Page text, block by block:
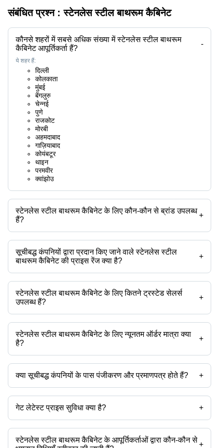
संबंधित प्रश्न :स्टेनलेस स्टील बाथरूम कैबिनेट
कौनसे शहरों में सबसे अधिक संख्या में स्टेनलेस स्टील बाथरूम
कैबिनेट आपूर्तिकर्ता हैं?
-
ये शहर हैं:
दिल्ली
कोलकाता
मुंबई
बेंगलुरु
चेन्नई
पुणे
राजकोट
मोरबी
अहमदाबाद
गाज़ियाबाद
कोयंबटूर
थाइन
परमवीर
क्वांझोउ
स्टेनलेस स्टील बाथरूम कैबिनेट के लिए कौन-कौन से ब्रांड उपलब्ध
हैं?
+
उपलब्ध ब्रांड हैं -
सूचीबद्ध कंपनियों द्वारा प्रदान किए जाने वाले स्टेनलेस स्टील
बाथरूम कैबिनेट की प्राइस रेंज क्या है?
+
स्टेनलेस स्टील बाथरूम कैबिनेट की प्राइस रेंज है -
कंपनी का नाम मुद्रा प्रोडक्ट का नाम
स्टेनलेस स्टील बाथरूम कैबिनेट के लिए कितने ट्रस्टेड सेलर्स
उपलब्ध हैं?
+
स्टेनलेस स्टील बाथरूम कैबिनेट के ट्रस्टेड सेलर्स हैं:
सिप्ला इंडस्ट्रीज प्राइवेट लिमिटेड
डीलक्स इंडस्ट्रीज
स्टेनलेस स्टील बाथरूम कैबिनेट के लिए न्यूनतम ऑर्डर मात्रा क्या
है?
+
उत्पाद के साथ न्यूनतम ऑर्डर मात्रा उल्लेखित होती है और कंपनी से कंपनी भिन्न हो सकती
है।
क्या सूचीबद्ध कंपनियों के पास पंजीकरण और प्रमाणपत्र होते हैं? +
अधिकांश कंपनियों के पास पंजीकरण होता है, और प्रमाणपत्र रखने वाली कंपनियां हैं -
लबकरे इंस्ट्रूमेंट्स एंड इंटरनेशनल सर्विसेज
गोएका बाथिंग इंडिया प्राइवेट लिमिटेड
गेट लेटेस्ट प्राइस सुविधा क्या है? +
आप इसका उपयोग उत्पाद की नवीनतम कीमत प्राप्त करने के लिए कर सकते हैं।
स्टेनलेस स्टील बाथरूम कैबिनेट के आपूर्तिकर्ताओं द्वारा कौन-कौन से
+